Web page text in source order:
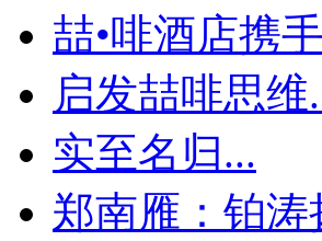
喆•啡酒店携
启发喆啡思维
实至名归...
郑南雁：铂